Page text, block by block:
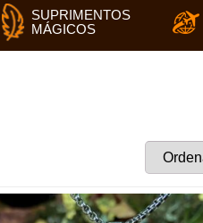
SUPRIMENTOS
MÁGICOS